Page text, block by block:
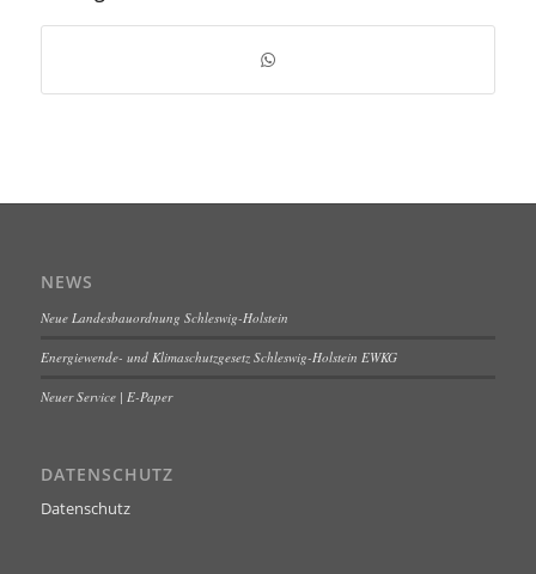
NEWS
Neue Landesbauordnung Schleswig-Holstein
Energiewende- und Klimaschutzgesetz Schleswig-Holstein EWKG
Neuer Service | E-Paper
DATENSCHUTZ
Datenschutz